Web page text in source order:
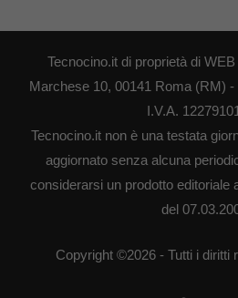
Tecnocino.it di proprietà di
Marchese 10, 00141 Roma (RM)
I.V.A.
Tecnocino.it non è una testata
aggiornato senza alcuna
considerarsi un prodotto editoriale
del
Copyright ©2026 - Tutti i diritti